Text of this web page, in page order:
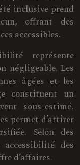
inclusive prend
offrant des
accessibles.
représente
négligeable. Les
âgées et les
constituent un
sous-estimé.
permet d’attirer
Selon des
des
d’affaires.